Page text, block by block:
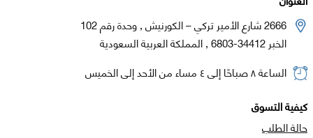
2666 شارع الأمير تركي – الكورنيش , وحدة رقم 102
الخبر 34412-6803 , المملكة العربية السعودية
الساعة ٨ صباحًا إلى ٤ مساء من الأحد إلى الخميس
كيفية التسوق
حالة الطلب